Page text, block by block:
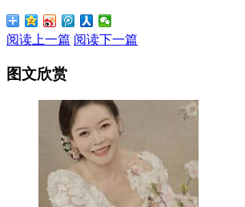
阅读上一篇 阅读下一篇
图文欣赏